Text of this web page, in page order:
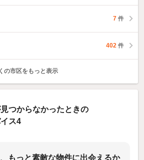
7 件
402 件
の市区をもっと表示
つからなかったときの
ス4
もっと素敵な物件に出会えるか